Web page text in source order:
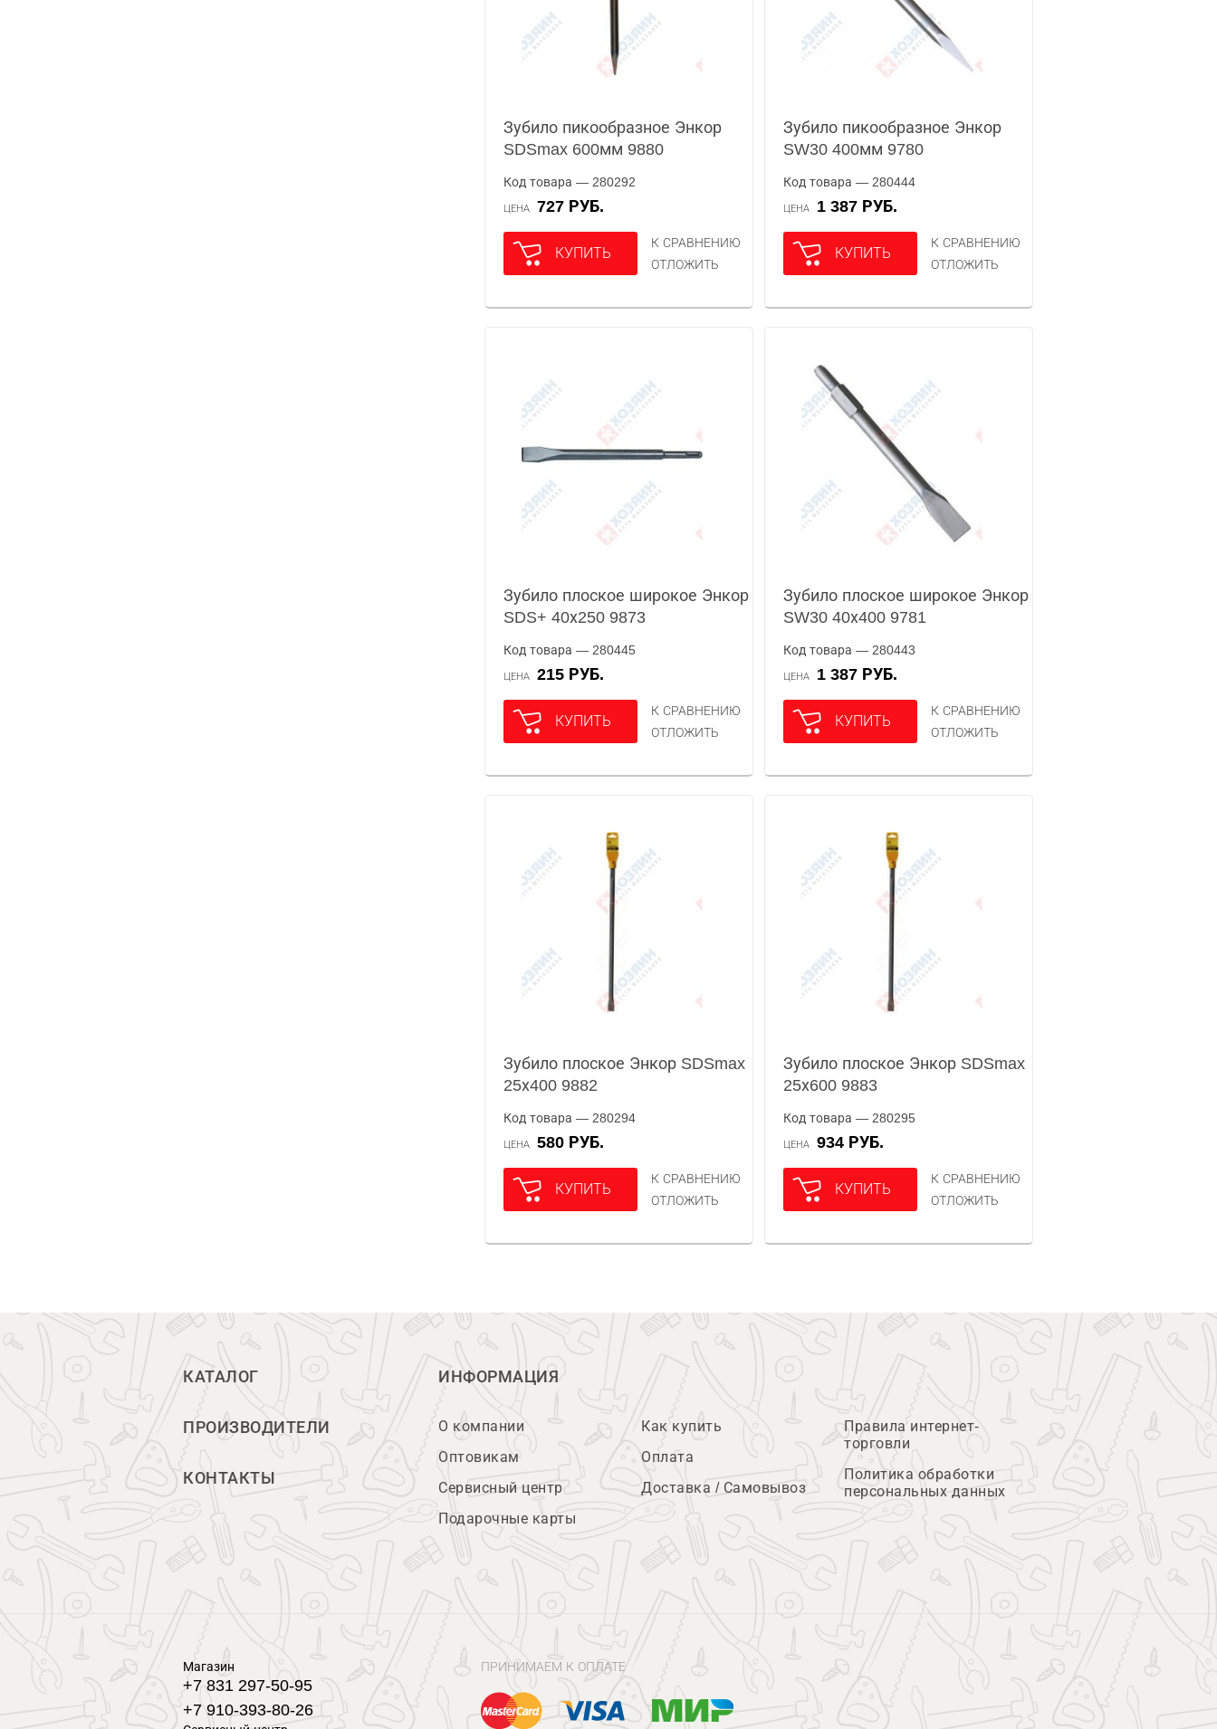
Зубило пикообразное Энкор
SDSmax 600мм 9880
Код товара — 280292
ЦЕНА 727 РУБ.
КУПИТЬ
К СРАВНЕНИЮ
ОТЛОЖИТЬ
Зубило пикообразное Энкор
SW30 400мм 9780
Код товара — 280444
ЦЕНА 1 387 РУБ.
КУПИТЬ
К СРАВНЕНИЮ
ОТЛОЖИТЬ
Зубило плоское широкое Энкор
SDS+ 40х250 9873
Код товара — 280445
ЦЕНА 215 РУБ.
КУПИТЬ
К СРАВНЕНИЮ
ОТЛОЖИТЬ
Зубило плоское широкое Энкор
SW30 40х400 9781
Код товара — 280443
ЦЕНА 1 387 РУБ.
КУПИТЬ
К СРАВНЕНИЮ
ОТЛОЖИТЬ
Зубило плоское Энкор SDSmax
25х400 9882
Код товара — 280294
ЦЕНА 580 РУБ.
КУПИТЬ
К СРАВНЕНИЮ
ОТЛОЖИТЬ
Зубило плоское Энкор SDSmax
25х600 9883
Код товара — 280295
ЦЕНА 934 РУБ.
КУПИТЬ
К СРАВНЕНИЮ
ОТЛОЖИТЬ
КАТАЛОГ
ПРОИЗВОДИТЕЛИ
КОНТАКТЫ
ИНФОРМАЦИЯ
О компании
Оптовикам
Сервисный центр
Подарочные карты
Как купить
Оплата
Доставка / Самовывоз
Правила интернет-
торговли
Политика обработки
персональных данных
Магазин
+7 831 297-50-95
+7 910-393-80-26
ПРИНИМАЕМ К ОПЛАТЕ